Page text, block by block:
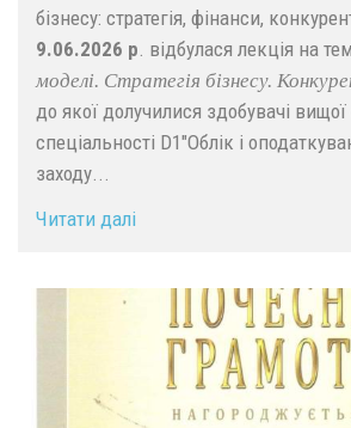
бізнесу: стратегія, фінанси,
9.06.2026 р . відбулася лекція на
моделі. Стратегія бізнесу.
до якої долучилися здобувачі вищої
спеціальності D1"Облік і
заходу...
Читати далі